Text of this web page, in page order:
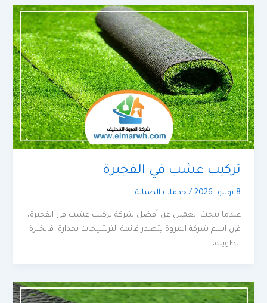
تركيب عشب في الفجيرة
8 يونيو، 2026 / خدمات الصيانة
عندما يبحث العميل عن أفضل شركة تركيب عشب في الفجيرة،
فإن اسم شركة المروة يتصدر قائمة الترشيحات بجدارة. فالخبرة
الطويلة،